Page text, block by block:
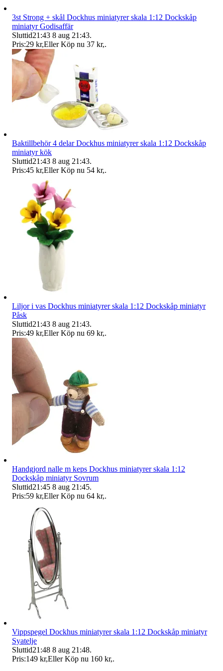
3st Strong + skål Dockhus miniatyrer skala 1:12 Dockskåp
miniatyr Godisaffär
Sluttid21:43 8 aug 21:43.
Pris:29 kr,Eller Köp nu 37 kr,.
Baktillbehör 4 delar Dockhus miniatyrer skala 1:12 Dockskåp
miniatyr kök
Sluttid21:43 8 aug 21:43.
Pris:45 kr,Eller Köp nu 54 kr,.
Liljor i vas Dockhus miniatyrer skala 1:12 Dockskåp miniatyr
Påsk
Sluttid21:43 8 aug 21:43.
Pris:49 kr,Eller Köp nu 69 kr,.
Handgjord nalle m keps Dockhus miniatyrer skala 1:12
Dockskåp miniatyr Sovrum
Sluttid21:45 8 aug 21:45.
Pris:59 kr,Eller Köp nu 64 kr,.
Vippspegel Dockhus miniatyrer skala 1:12 Dockskåp miniatyr
Syatelje
Sluttid21:48 8 aug 21:48.
Pris:149 kr,Eller Köp nu 160 kr,.